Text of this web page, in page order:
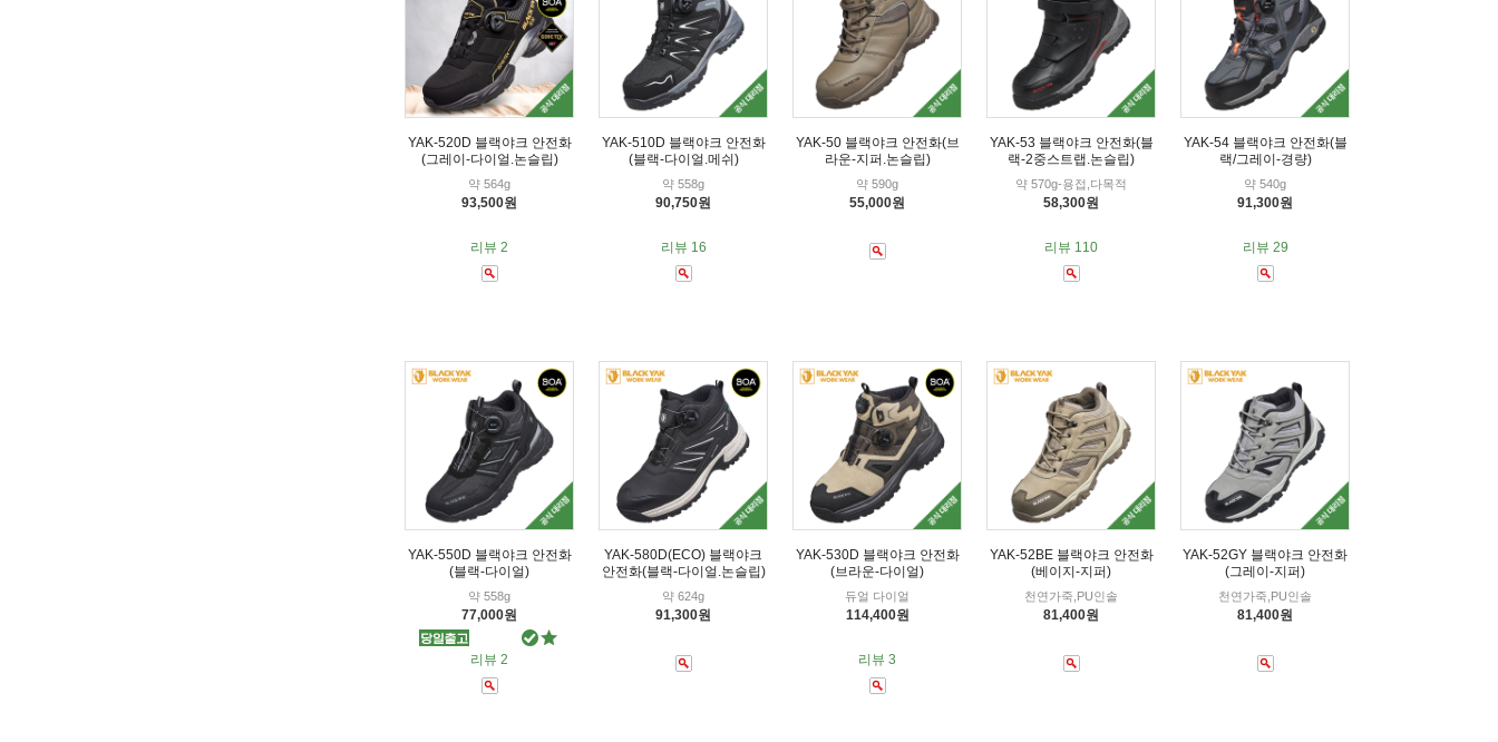
YAK-520D 블랙야크 안전화
(그레이-다이얼.논슬립)
약 564g
93,500원
리뷰 2
YAK-510D 블랙야크 안전화
(블랙-다이얼.메쉬)
약 558g
90,750원
리뷰 16
YAK-50 블랙야크 안전화(브
라운-지퍼.논슬립)
약 590g
55,000원
YAK-53 블랙야크 안전화(블
랙-2중스트랩.논슬립)
약 570g-용접,다목적
58,300원
리뷰 110
YAK-54 블랙야크 안전화(블
랙/그레이-경량)
약 540g
91,300원
리뷰 29
YAK-550D 블랙야크 안전화
(블랙-다이얼)
약 558g
77,000원
리뷰 2
YAK-580D(ECO) 블랙야크
안전화(블랙-다이얼.논슬립)
약 624g
91,300원
YAK-530D 블랙야크 안전화
(브라운-다이얼)
듀얼 다이얼
114,400원
리뷰 3
YAK-52BE 블랙야크 안전화
(베이지-지퍼)
천연가죽,PU인솔
81,400원
YAK-52GY 블랙야크 안전화
(그레이-지퍼)
천연가죽,PU인솔
81,400원